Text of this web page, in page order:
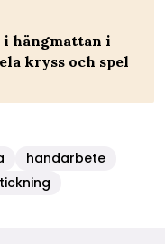
hängmattan i
kryss och spel
handarbete